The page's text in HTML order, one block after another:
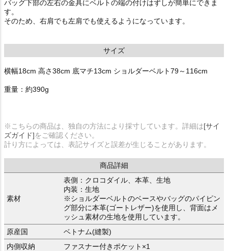
バッグ下部の左右の金具にベルトの端の付けはずしが簡単にできま
す。
そのため、右肩でも左肩でも使えるようになっています。
サイズ
横幅18cm 高さ38cm 底マチ13cm ショルダーベルト79～116cm
重量：約390g
※こちらの商品は、独自の方法により採寸しています。詳細は[サイ
ズガイド]をご確認ください。
計り方によっては、表記サイズと誤差が生じることがあります。
商品詳細
素材
表側：クロコダイル、本革、生地
内装：生地
※ショルダーベルトのベースやバッグのパイピン
グ部分に本革(ゴートレザー)を使用し、背面はメ
ッシュ素材の生地を使用しています。
原産国
ベトナム(縫製)
内側収納
ファスナー付きポケット×1